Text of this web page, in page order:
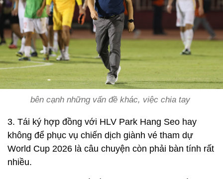
bên cạnh những vấn đề khác, việc chia tay
3. Tái ký hợp đồng với HLV Park Hang Seo hay
không để phục vụ chiến dịch giành vé tham dự
World Cup 2026 là câu chuyện còn phải bàn tính rất
nhiều.